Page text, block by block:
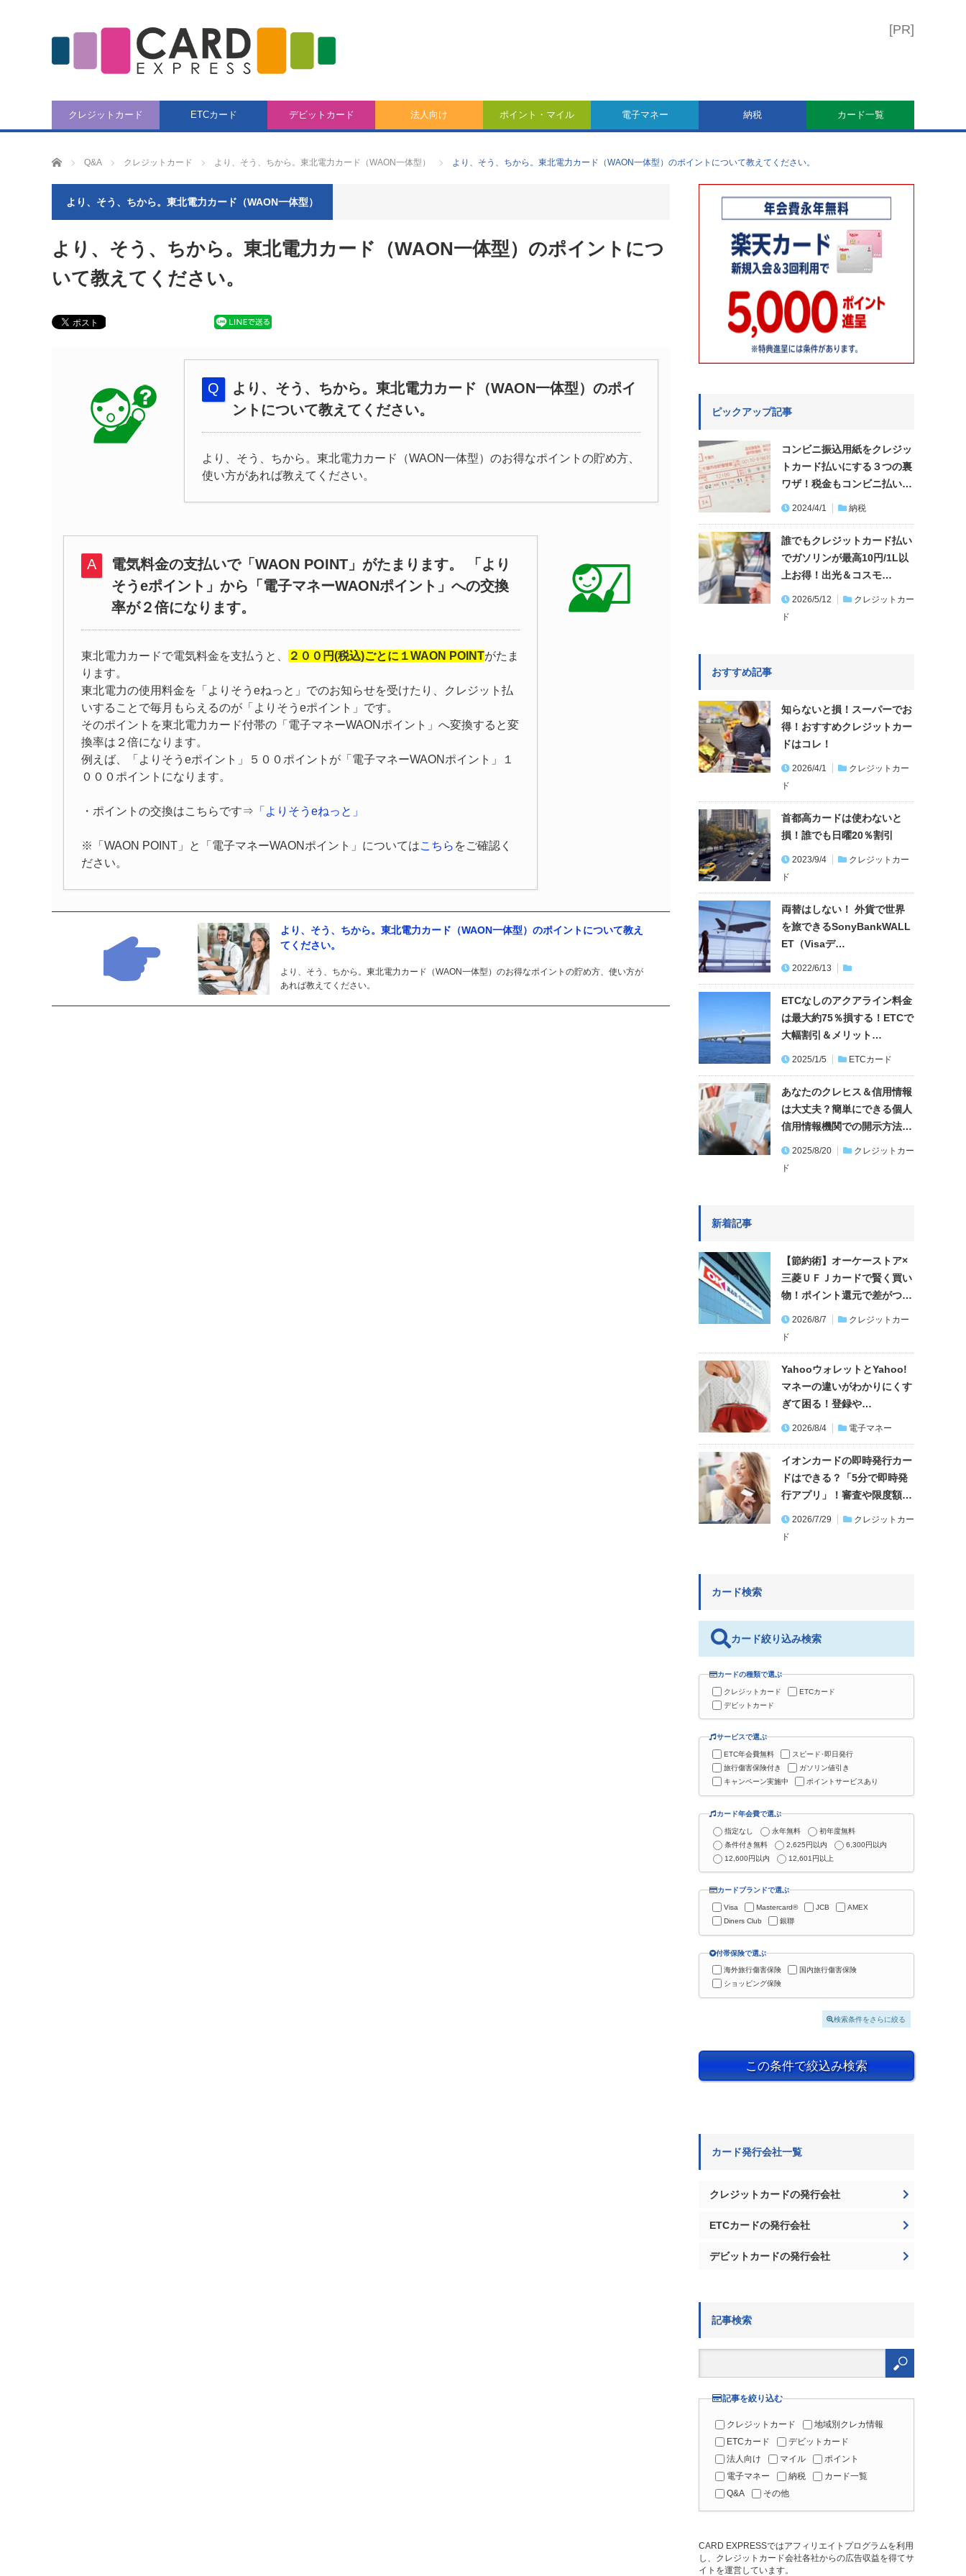
クレジットカード ETCカード デビットカード 法人向け ポイント・マイル 電子マネー 納税 カード一覧
CARD EXPRESS
Q&A クレジットカード より、そう、ちから。東北電力カード（WAON一体型） より、そう、ちから。東北電力カード（WAON一体型）のポイントについて教えてください。
より、そう、ちから。東北電力カード（WAON一体型）
より、そう、ちから。東北電力カード（WAON一体型）のポイントにつ
いて教えてください。
より、そう、ちから。東北電力カード（WAON一体型）のポイ
ントについて教えてください。
より、そう、ちから。東北電力カード（WAON一体型）のお得なポイントの貯め方、
使い方があれば教えてください。
電気料金の支払いで「WAON POINT」がたまります。 「より
そうeポイント」から「電子マネーWAONポイント」への交換
率が２倍になります。
東北電力カードで電気料金を支払うと、 ２００円(税込)ごとに１WAON POINTがたま
ります。
東北電力の使用料金を「よりそうeねっと」でのお知らせを受けたり、クレジット払
いすることで毎月もらえるのが「よりそうeポイント」です。
そのポイントを東北電力カード付帯の「電子マネーWAONポイント」へ変換すると変
換率は２倍になります。
例えば、「よりそうeポイント」５００ポイントが「電子マネーWAONポイント」１
０００ポイントになります。
・ポイントの交換はこちらです⇒ 「よりそうeねっと」
※「WAON POINT」と「電子マネーWAONポイント」についてはこちら をご確認く
ださい。
より、そう、ちから。東北電力カード（WAON一体型）のポイントについて教え
てください。
より、そう、ちから。東北電力カード（WAON一体型）のお得なポイントの貯め方、使い方が
あれば教えてください。
ピックアップ記事
コンビニ振込用紙をクレジッ
トカード払いにする３つの裏
ワザ！税金もコンビニ払い…
2024/4/1 納税
誰でもクレジットカード払い
でガソリンが最高10円/1L以
上お得！出光＆コスモ…
2026/5/12
クレジットカー
ド
おすすめ記事
知らないと損！スーパーでお
得！おすすめクレジットカー
ドはコレ！
2026/4/1
クレジットカー
ド
首都高カードは使わないと
損！誰でも日曜20％割引
2023/9/4
クレジットカー
ド
両替はしない！ 外貨で世界
を旅できるSonyBankWALL
ET（Visaデ…
2022/6/13
ETCなしのアクアライン料金
は最大約75％損する！ETCで
大幅割引＆メリット…
2025/1/5 ETCカード
あなたのクレヒス＆信用情報
は大丈夫？簡単にできる個人
信用情報機関での開示方法…
2025/8/20
クレジットカー
ド
新着記事
【節約術】オーケーストア×
三菱ＵＦＪカードで賢く買い
物！ポイント還元で差がつ…
2026/8/7
クレジットカー
ド
YahooウォレットとYahoo!
マネーの違いがわかりにくす
ぎて困る！登録や…
2026/8/4 電子マネー
イオンカードの即時発行カー
ドはできる？「5分で即時発
行アプリ」！審査や限度額…
2026/7/29
クレジットカー
ド
カード検索
カード絞り込み検索
カードの種類で選ぶ
クレジットカード
ETCカード
デビットカード
サービスで選ぶ
ETC年会費無料
スピード･即日発行
旅行傷害保険付き
ガソリン値引き
キャンペーン実施中
ポイントサービスあり
カード年会費で選ぶ
指定なし 永年無料
初年度無料
条件付き無料
2,625円以内
6,300円以内
12,600円以内
12,601円以上
カードブランドで選ぶ
Visa Mastercard® JCB
AMEX
Diners Club
銀聯
付帯保険で選ぶ
海外旅行傷害保険
国内旅行傷害保険
ショッピング保険
検索条件をさらに絞る
この条件で絞込み検索
カード発行会社一覧
クレジットカードの発行会社
ETCカードの発行会社
デビットカードの発行会社
記事検索
検
記事を絞り込む
クレジットカード
地域別クレカ情報
ETCカード
デビットカード
法人向け
マイル
ポイント
電子マネー
納税
カード一覧
Q&A
その他
CARD EXPRESSではアフィリエイトプログラムを利用
し、クレジットカード会社各社からの広告収益を得てサ
イトを運営しています。